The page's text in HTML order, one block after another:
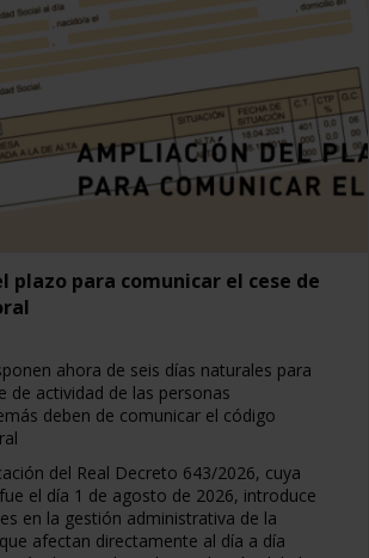
plazo para comunicar el cese de
ahora de seis días naturales para
de actividad de las personas
deben de comunicar el código
del Real Decreto 643/2026, cuya
el día 1 de agosto de 2026, introduce
en la gestión administrativa de la
afectan directamente al día a día